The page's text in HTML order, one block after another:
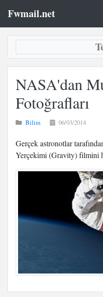
Fwmail.net
NASA'dan
Fotoğrafları
Bilim 06/03/2014
Gerçek astronotlar
Yerçekimi (Gravity) filmini